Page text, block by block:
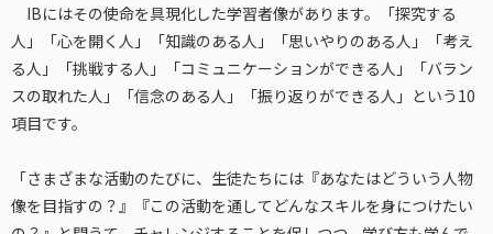
IBにはその使命を具現化した学習者像があります。「探究する
人」「心を開く人」「知識のある人」「思いやりのある人」「考え
る人」「挑戦する人」「コミュニケーションができる人」「バラン
スの取れた人」「信念のある人」「振り返りができる人」という10
項目です。
「さまざまな活動のたびに、生徒たちには『あなたはどういう人物
像を目指すの？』『この活動を通してどんなスキルを身につけたい